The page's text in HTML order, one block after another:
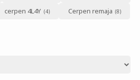
cerpen 4L4Y Cerpen remaja